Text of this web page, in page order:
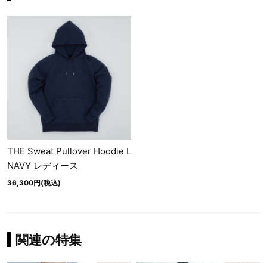
THE Sweat Pullover Hoodie L
NAVY レディース
36,300円(税込)
関連の特集